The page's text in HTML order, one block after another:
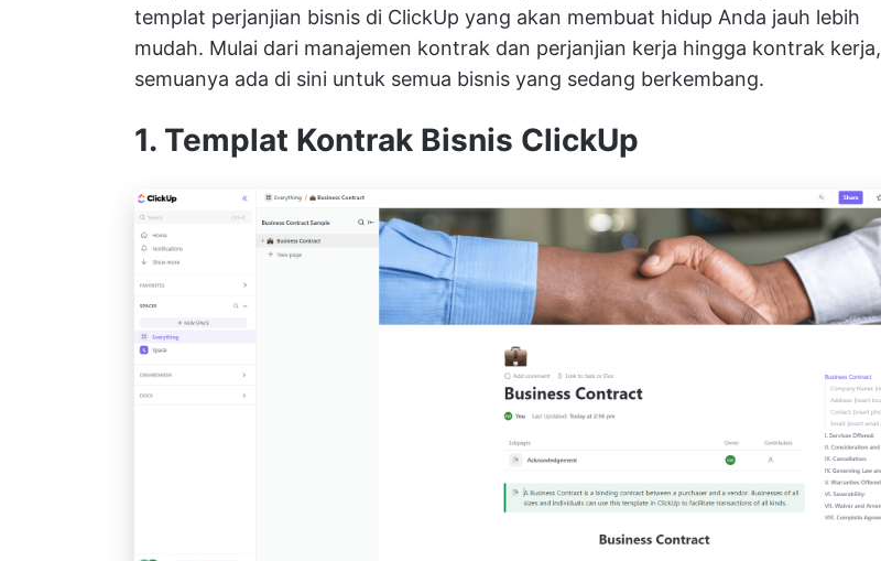
templat perjanjian bisnis di ClickUp yang akan membuat hidup Anda jauh lebih
mudah. Mulai dari manajemen kontrak dan perjanjian kerja hingga kontrak kerja,
semuanya ada di sini untuk semua bisnis yang sedang berkembang.
1. Templat Kontrak Bisnis ClickUp